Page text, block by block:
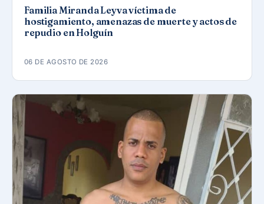
Familia Miranda Leyva víctima de
hostigamiento, amenazas de muerte y actos de
repudio en Holguín
06 DE AGOSTO DE 2026